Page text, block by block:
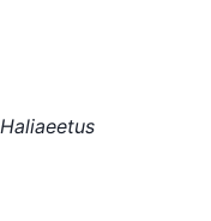
Haliaeetus